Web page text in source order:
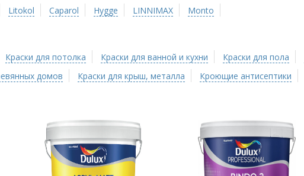
Litokol Caparol Hygge LINNIMAX
Monto
Краски для потолка Краски для ванной и кухни Краски для пола
домов Краски для крыш, металла Кроющие антисептики